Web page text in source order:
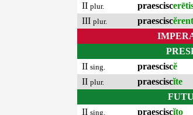
II plur. praescisc
III plur. praesciscĕrent
II sing. praesciscĕ
II plur. praesciscĭte
II sing. praesciscĭto